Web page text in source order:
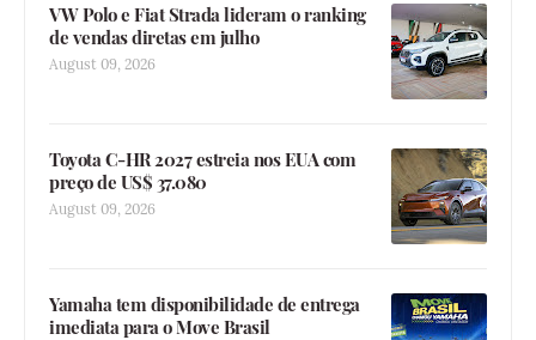
VW Polo e Fiat Strada lideram o ranking
de vendas diretas em julho
August 09, 2026
Toyota C-HR 2027 estreia nos EUA com
preço de US$ 37.080
August 09, 2026
Yamaha tem disponibilidade de entrega
imediata para o Move Brasil